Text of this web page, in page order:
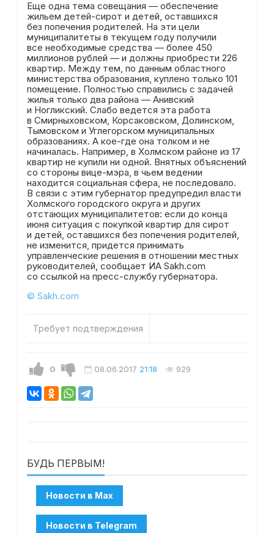
Еще одна тема совещания — обеспечение
жильем детей-сирот и детей, оставшихся
без попечения родителей. На эти цели
муниципалитеты в текущем году получили
все необходимые средства — более 450
миллионов рублей — и должны приобрести 226
квартир. Между тем, по данным областного
министерства образования, куплено только 101
помещение. Полностью справились с задачей
жилья только два района — Анивский
и Ногликский. Слабо ведется эта работа
в Смирныховском, Корсаковском, Долинском,
Тымовском и Углегорском муниципальных
образованиях. А кое-где она толком и не
начиналась. Например, в Холмском районе из 17
квартир не купили ни одной. Внятных объяснений
со стороны вице-мэра, в чьем ведении
находится социальная сфера, не последовало.
В связи с этим губернатор предупредил власти
Холмского городского округа и других
отстающих муниципалитетов: если до конца
июня ситуация с покупкой квартир для сирот
и детей, оставшихся без попечения родителей,
не изменится, придется принимать
управленческие решения в отношении местных
руководителей, сообщает ИА Sakh.com
со ссылкой на пресс-службу губернатора.
© Sakh.com
Требует подтверждения
0 08.06.2017 21:18 929
БУДЬ ПЕРВЫМ!